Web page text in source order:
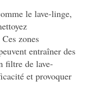
le lave-linge,
zones
entraîner des
filtre de lave-
et provoquer